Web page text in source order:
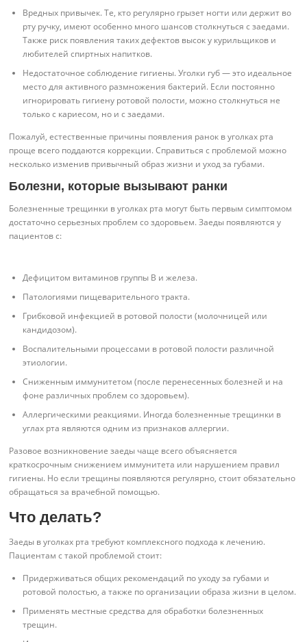
Вредных привычек. Те, кто регулярно грызет ногти или держит во
рту ручку, имеют особенно много шансов столкнуться с заедами.
Также риск появления таких дефектов высок у курильщиков и
любителей спиртных напитков.
Недостаточное соблюдение гигиены. Уголки губ — это идеальное
место для активного размножения бактерий. Если постоянно
игнорировать гигиену ротовой полости, можно столкнуться не
только с кариесом, но и с заедами.
Пожалуй, естественные причины появления ранок в уголках рта
проще всего поддаются коррекции. Справиться с проблемой можно
несколько изменив привычный образ жизни и уход за губами.
Болезни, которые вызывают ранки
Болезненные трещинки в уголках рта могут быть первым симптомом
достаточно серьезных проблем со здоровьем. Заеды появляются у
пациентов с:
Дефицитом витаминов группы В и железа.
Патологиями пищеварительного тракта.
Грибковой инфекцией в ротовой полости (молочницей или
кандидозом).
Воспалительными процессами в ротовой полости различной
этиологии.
Сниженным иммунитетом (после перенесенных болезней и на
фоне различных проблем со здоровьем).
Аллергическими реакциями. Иногда болезненные трещинки в
углах рта являются одним из признаков аллергии.
Разовое возникновение заеды чаще всего объясняется
краткосрочным снижением иммунитета или нарушением правил
гигиены. Но если трещины появляются регулярно, стоит обязательно
обращаться за врачебной помощью.
Что делать?
Заеды в уголках рта требуют комплексного подхода к лечению.
Пациентам с такой проблемой стоит:
Придерживаться общих рекомендаций по уходу за губами и
ротовой полостью, а также по организации образа жизни в целом.
Применять местные средства для обработки болезненных
трещин.